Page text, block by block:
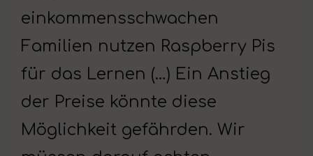
einkommensschwachen
Familien nutzen Raspberry Pis
für das Lernen (…) Ein Anstieg
der Preise könnte diese
Möglichkeit gefährden. Wir